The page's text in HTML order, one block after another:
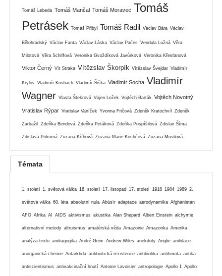
Tomáš Lebeda Tomáš Mančal Tomáš Moravec Tomáš
Petrásek Tomáš Přibyl Tomáš Radil Václav Bára Václav
Bělohradský Václav Fanta Václav Láska Václav Pačes Vendula Lužná Věra
Milotová Věra Schiffová Veronika Gvoždíková Javůrková Veronika Křesťanová
Viktor Černý Vít Straka Vítězslav Škorpík Vítězslav Švejdar Vladimír
Krylov Vladimír Kusbach Vladimír Šiška Vladimír Socha Vladimír
Wagner Vlasta Štekrová Vojen Ložek Vojtěch Barták Vojtěch Novotný
Vratislav Rýpar Vratislav Vaníček Yvonna Fričová Zdeněk Kratochvíl Zdeněk
Zadražil Zdeňka Bendová Zdeňka Petáková Zdeňka Pospíšilová Zdislav Šíma
Zdislava Pokorná Zuzana Kříhová Zuzana Marie Kostićová Zuzana Musilová
Témata
1. století 1. světová válka 16. století 17. listopad 17. století 1918 1984 1989 2.
světová válka 60. léta absolutní nula Abúsír adaptace aerodynamika Afghánistán
AFO Afrika AI AIDS aktivismus akustika Alan Shepard Albert Einstein alchymie
alternativní metody altruismus amatérská věda Amazonie Amazonka Amerika
analýza textu andragogika André Geim Andrew Wiles anekdoty Anglie anihilace
anorganická chemie Antarktida antibiotická rezistence antibiotika antihmota antika
antiscientismus antivakcinační hnutí Antoine Lavoisier antropologie Apollo 1 Apollo